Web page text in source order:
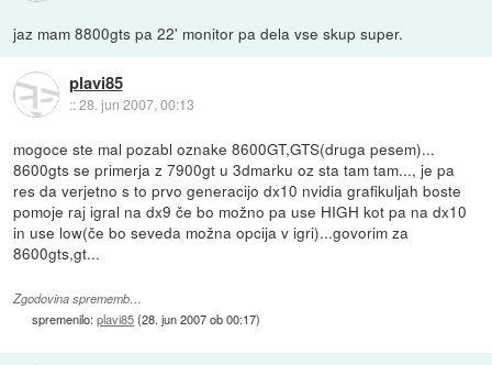
jaz mam 8800gts pa 22' monitor pa dela vse skup super.
plavi85
::28. jun 2007, 00:13
mogoce ste mal pozabl oznake 8600GT,GTS(druga pesem)...
8600gts se primerja z 7900gt u 3dmarku oz sta tam tam..., je pa
res da verjetno s to prvo generacijo dx10 nvidia grafikuljah boste
pomoje raj igral na dx9 če bo možno pa use HIGH kot pa na dx10
in use low(če bo seveda možna opcija v igri)...govorim za
8600gts,gt...
Zgodovina sprememb…
spremenilo:plavi85(28. jun 2007 ob 00:17)